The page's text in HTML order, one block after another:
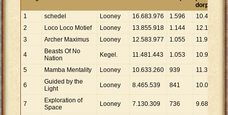
dorp
1
schedel Looney 16.683.976 1.596 10.454
2
Loco Loco Motief Looney 13.855.918 1.144 12.112
3
Archer Maximus Looney 12.583.977 1.055 11.928
4
Beasts Of No
Nation
Kegel. 11.481.443 1.053 10.904
5 Mamba Mentality Looney 10.633.260 939 11.324
6
Guided by the
Light
Looney 8.465.539 841 10.066
7
Exploration of
Space
Looney 7.130.309 736 9.688